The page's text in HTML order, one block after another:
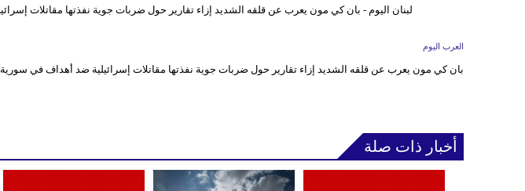
العرب اليوم
بان كي مون يعرب عن قلقه الشديد إزاء تقارير حول ضربات جوية نفذتها مقاتلات إسرائيلية ضد أهداف في سورية
أخبار ذات صلة